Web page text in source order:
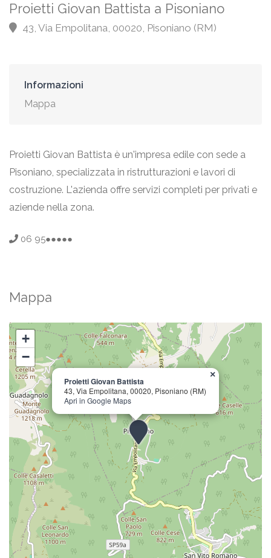
Proietti Giovan Battista a Pisoniano
43, Via Empolitana, 00020, Pisoniano (RM)
Informazioni
Mappa
Proietti Giovan Battista è un'impresa edile con sede a
Pisoniano, specializzata in ristrutturazioni e lavori di
costruzione. L'azienda offre servizi completi per privati e
aziende nella zona.
06 95●●●●●
Mappa
Proietti Giovan Battista
43, Via Empolitana, 00020, Pisoniano (RM)
Apri in Google Maps
×
+
−